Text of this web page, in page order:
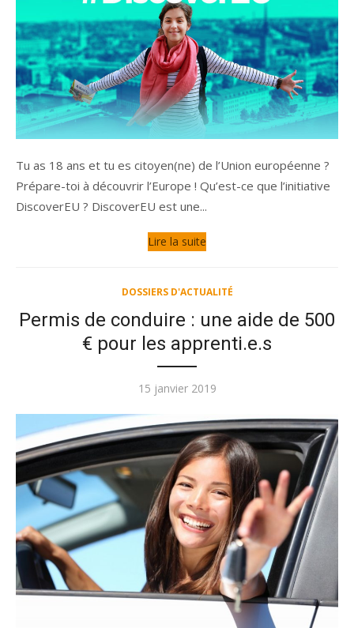
Tu as 18 ans et tu es citoyen(ne) de l’Union européenne ?
Prépare-toi à découvrir l’Europe ! Qu’est-ce que l’initiative
DiscoverEU ? DiscoverEU est une...
Lire la suite
DOSSIERS D'ACTUALITÉ
Permis de conduire : une aide de 500
€ pour les apprenti.e.s
Publié
15 janvier 2019